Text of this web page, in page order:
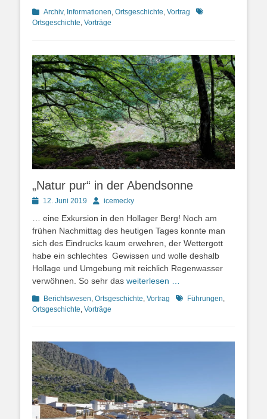
Kategorien
Archiv, Informationen, Ortsgeschichte, Vortrag
Schlagworte
Ortsgeschichte, Vorträge
„Natur pur“ in der Abendsonne
Posted12. Juni 2019 Autoricemecky
… eine Exkursion in den Hollager Berg! Noch am
frühen Nachmittag des heutigen Tages konnte man
sich des Eindrucks kaum erwehren, der Wettergott
habe ein schlechtes Gewissen und wolle deshalb
Hollage und Umgebung mit reichlich Regenwasser
verwöhnen. So sehr das weiterlesen …
Kategorien
Berichtswesen Ortsgeschichte Vortrag Schlagworte
Führungen
Ortsgeschichte Vorträge